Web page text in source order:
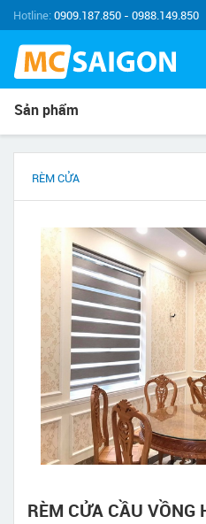
Hotline:0909.187.850 - 0988.149.850
Sản phẩm
RÈM CỬA
RÈM CỬA CẦU VỒNG